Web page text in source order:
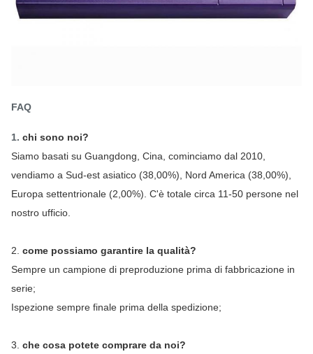
FAQ
1. chi sono noi?
Siamo basati su Guangdong, Cina, cominciamo dal 2010,
vendiamo a Sud-est asiatico (38,00%), Nord America (38,00%),
Europa settentrionale (2,00%). C'è totale circa 11-50 persone nel
nostro ufficio.
2. come possiamo garantire la qualità?
Sempre un campione di preproduzione prima di fabbricazione in
serie;
Ispezione sempre finale prima della spedizione;
3. che cosa potete comprare da noi?